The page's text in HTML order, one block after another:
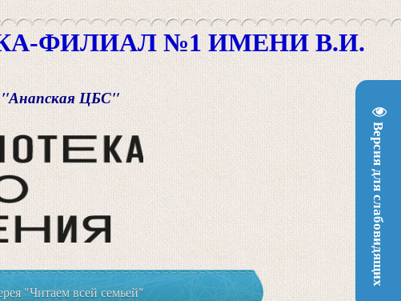
Версия для слабовидящих
ФИЛИАЛ №1 ИМЕНИ В.И.
"Анапская ЦБС"
"Читаем всей семьей"